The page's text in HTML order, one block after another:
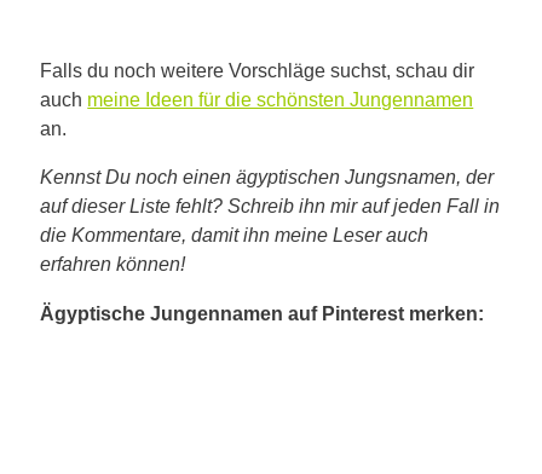
Falls du noch weitere Vorschläge suchst, schau dir
auch meine Ideen für die schönsten Jungennamen
an.
Kennst Du noch einen ägyptischen Jungsnamen, der
auf dieser Liste fehlt? Schreib ihn mir auf jeden Fall in
die Kommentare, damit ihn meine Leser auch
erfahren können!
Ägyptische Jungennamen auf Pinterest merken: